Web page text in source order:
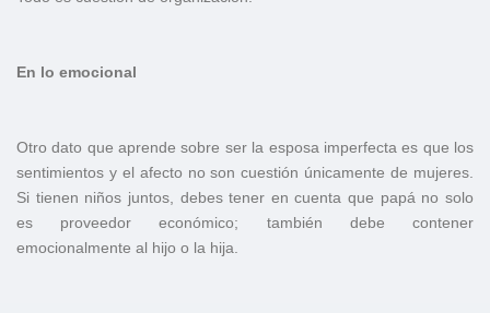
En lo emocional
Otro dato que aprende sobre ser la esposa imperfecta es que los
sentimientos y el afecto no son cuestión únicamente de mujeres.
Si tienen niños juntos, debes tener en cuenta que papá no solo
es proveedor económico; también debe contener
emocionalmente al hijo o la hija.